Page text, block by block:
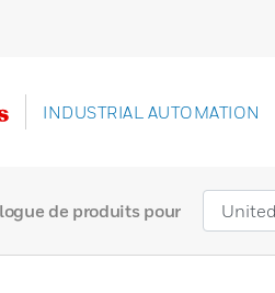
INDUSTRIAL AUTOMATION
de produits pour